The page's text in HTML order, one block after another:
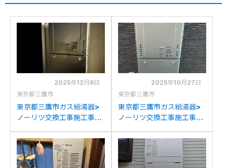
2025年12月6日
東京都三鷹市
東京都三鷹市ガス給湯器>
ノーリツ交換工事施工事
2028SAWXからノーリツ
GT-C2072SAW BLへの交
換
2025年10月27日
東京都三鷹市
東京都三鷹市ガス給湯器>
ノーリツ交換工事施工事
C2452SSAWXからノーリ
ツGT-C2472SAW BLへの
交換